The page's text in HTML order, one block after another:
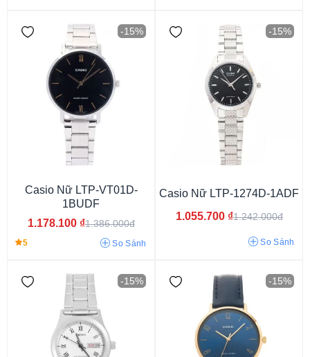
Vỏ màu vàng Vỏ vàng hồng
Vỏ màu bạc
Vỏ màu trắng
-15%
Casio Nữ LTP-VT01D-
1BUDF
1.178.100 ₫1.386.000đ
5 So Sánh
-15%
Casio Nữ LTP-1274D-1ADF
1.055.700 ₫1.242.000đ
So Sánh
-15% -15%